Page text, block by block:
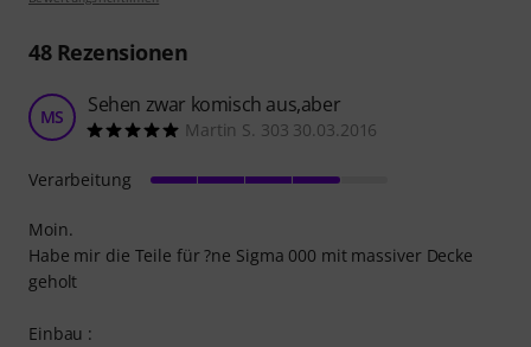
48Rezensionen
MS Sehen zwar komisch aus,aber
Martin S. 303 30.03.2016
Moin.
Habe mir die Teile für ?ne Sigma 000 mit massiver Decke
geholt
Einbau :
Verarbeitung